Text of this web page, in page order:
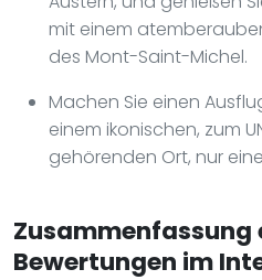
mit einem
des Mont-Saint-Michel.
Machen Sie einen
einem ikonischen, zum
gehörenden Ort, nur
Bewertungen im